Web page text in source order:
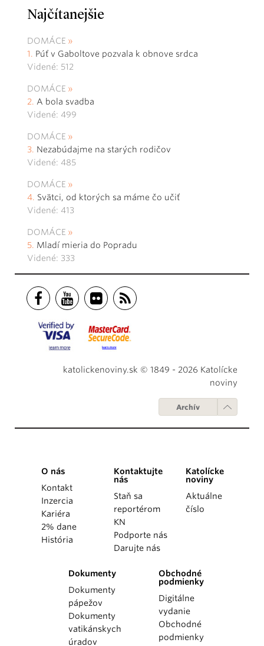
Najčítanejšie
DOMÁCE
Púť v Gaboltove pozvala k obnove srdca
Videné: 512
DOMÁCE
A bola svadba
Videné: 499
DOMÁCE
Nezabúdajme na starých rodičov
Videné: 485
DOMÁCE
Svätci, od ktorých sa máme čo učiť
Videné: 413
DOMÁCE
Mladí mieria do Popradu
Videné: 333
katolickenoviny.sk © 1849 - 2026 Katolícke
noviny
Archív
O nás
Kontakt
Inzercia
Kariéra
2% dane
História
Kontaktujte
nás
Staň sa
reportérom
KN
Podporte nás
Darujte nás
Katolícke
noviny
Aktuálne
číslo
Dokumenty
Dokumenty
pápežov
Dokumenty
vatikánskych
úradov
Obchodné
podmienky
Digitálne
vydanie
Obchodné
podmienky